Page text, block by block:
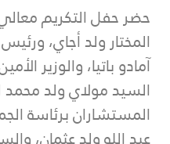
حضر حفل التكريم معالي
المختار ولد أجاي،
آمادو باتيا، والوزير
السيد مولاي ولد محمد
المستشاران برئاسة